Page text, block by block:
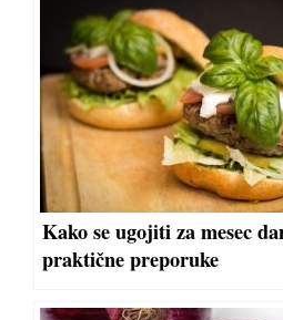
Kako se ugojiti za mesec
praktične preporuke